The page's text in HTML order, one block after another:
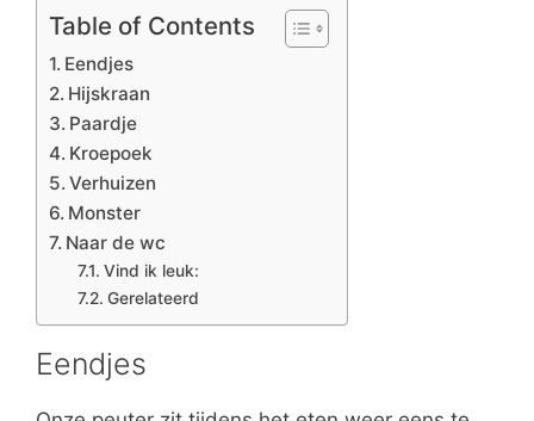
Table of Contents
Eendjes
Hijskraan
Paardje
Kroepoek
Verhuizen
Monster
Naar de wc
Vind ik leuk:
Gerelateerd
Eendjes